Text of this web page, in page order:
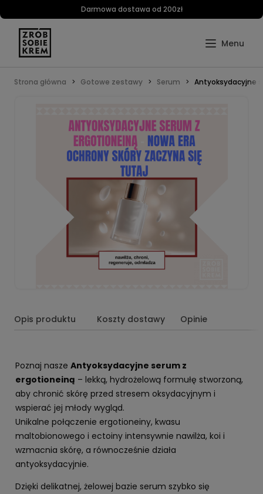
Darmowa dostawa od 200zł
Strona główna Gotowe zestawy Serum Antyoksydacyjne
Opis produktu Koszty dostawy Opinie
Poznaj nasze Antyoksydacyjne serum z
ergotioneiną – lekką, hydrożelową formułę stworzoną,
aby chronić skórę przed stresem oksydacyjnym i
wspierać jej młody wygląd.
Unikalne połączenie ergotioneiny, kwasu
maltobionowego i ectoiny intensywnie nawilża, koi i
wzmacnia skórę, a równocześnie działa
antyoksydacyjnie.
Dzięki delikatnej, żelowej bazie serum szybko się